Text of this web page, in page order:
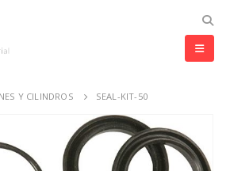
Y CILINDROS SEAL-KIT-50